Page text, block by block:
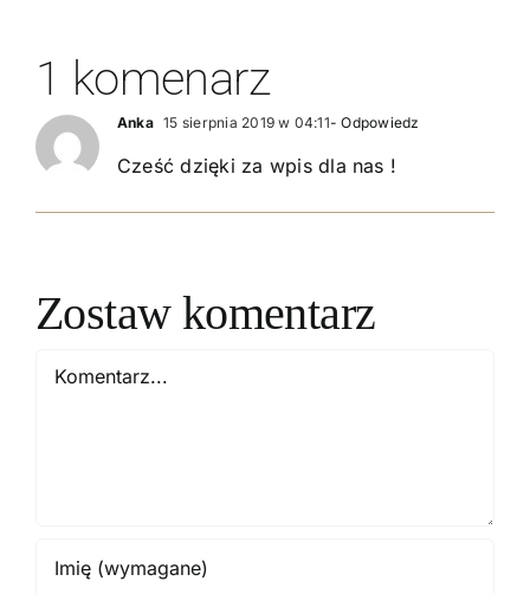
1 komenarz
Anka 15 sierpnia 2019 w 04:11- Odpowiedz
Cześć dzięki za wpis dla nas !
Zostaw komentarz
Comment